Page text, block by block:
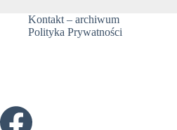
Kontakt – archiwum
Polityka Prywatności